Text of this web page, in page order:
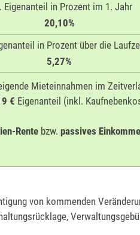
Eigenanteil in Prozent im 1. Jahr
20,10%
in Prozent über die
5,27%
Mieteinnahmen im
€ Eigenanteil (inkl.
Rente bzw. passives
von kommenden